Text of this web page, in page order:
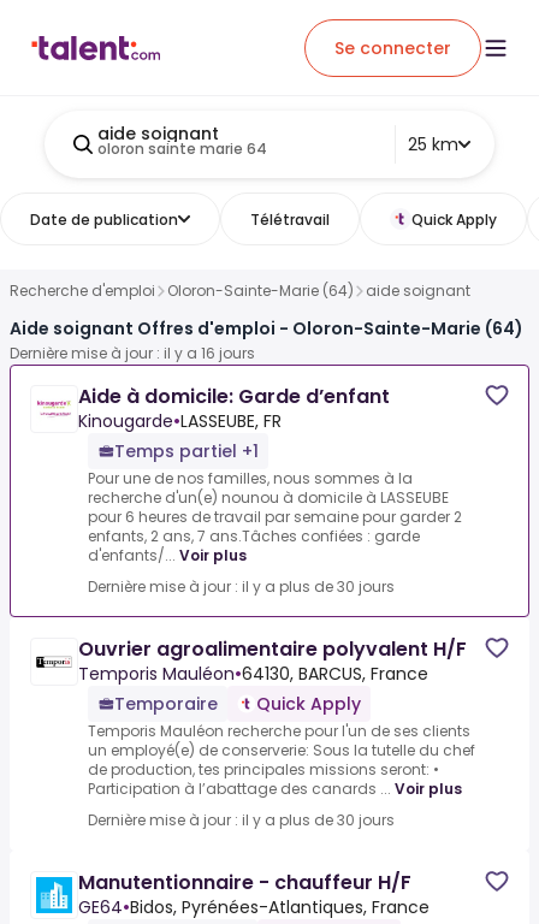
Se connecter
aide soignant
oloron sainte marie 64 25 km
Date de publication Télétravail Quick Apply
Recherche d'emploi Oloron-Sainte-Marie (64) aide soignant
Aide soignant Offres d'emploi - Oloron-Sainte-Marie (64)
Dernière mise à jour : il y a 16 jours
Aide à domicile: Garde d’enfant
Kinougarde•LASSEUBE, FR
Temps partiel +1
Pour une de nos familles, nous sommes à la
recherche d'un(e) nounou à domicile à LASSEUBE
pour 6 heures de travail par semaine pour garder 2
enfants, 2 ans, 7 ans.Tâches confiées : garde
d'enfants/... Voir plus
Dernière mise à jour : il y a plus de 30 jours
Ouvrier agroalimentaire polyvalent H/F
Temporis Mauléon•64130, BARCUS, France
Temporaire
Quick Apply
Temporis Mauléon recherche pour l'un de ses clients
un employé(e) de conserverie: Sous la tutelle du chef
de production, tes principales missions seront: •
Participation à l’abattage des canards ... Voir plus
Dernière mise à jour : il y a plus de 30 jours
Manutentionnaire - chauffeur H/F
GE64•Bidos, Pyrénées-Atlantiques, France